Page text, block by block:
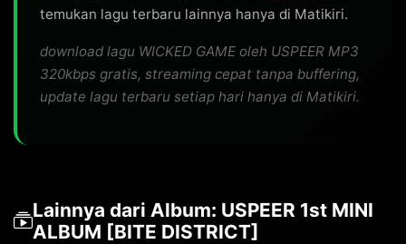
temukan lagu terbaru lainnya hanya di Matikiri.
download lagu WICKED GAME oleh USPEER MP3
320kbps gratis, streaming cepat tanpa buffering,
update lagu terbaru setiap hari hanya di Matikiri.
Lainnya dari Album: USPEER 1st MINI
ALBUM [BITE DISTRICT]